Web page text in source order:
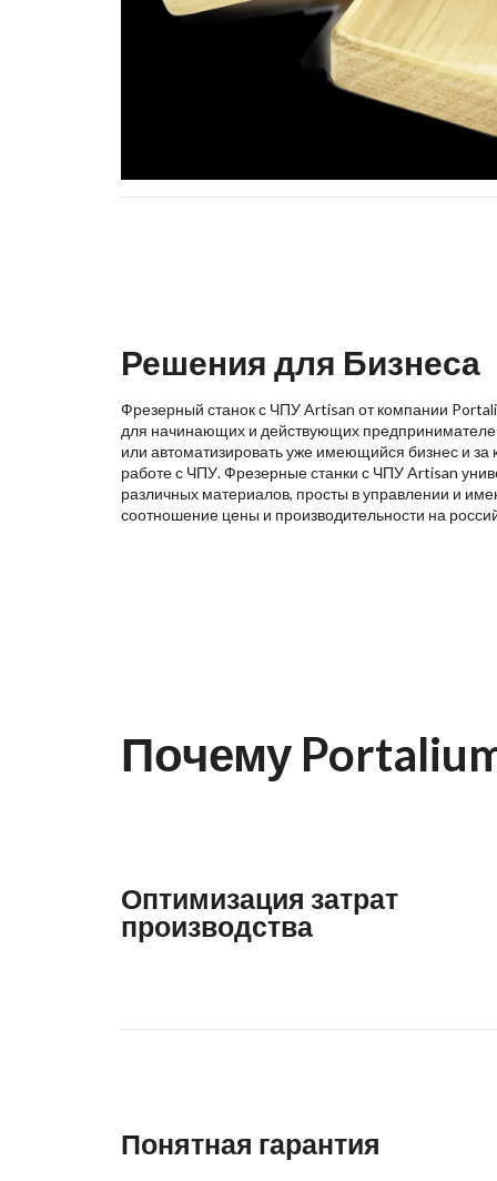
Решения для Бизнеса
Фрезерный станок с ЧПУ Artisan от компании
для начинающих и действующих
или автоматизировать уже имеющийся бизнес и за
работе с ЧПУ. Фрезерные станки с ЧПУ Artisan
различных материалов, просты в управлении и
соотношение цены и производительности на
Почему
Оптимизация затрат
производства
Понятная гарантия